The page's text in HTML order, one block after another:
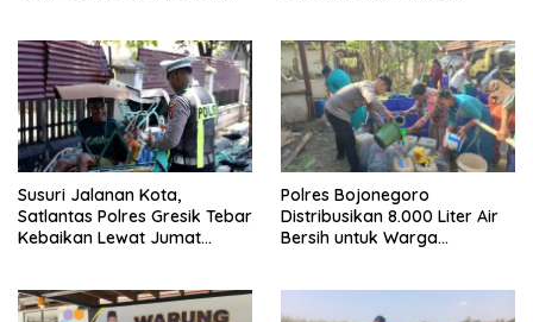
Ketenteraman Masyarakat
Susuri Jalanan Kota,
Satlantas Polres Gresik Tebar
Kebaikan Lewat Jumat
Polres Bojonegoro
Distribusikan 8.000 Liter Air
Bersih untuk Warga